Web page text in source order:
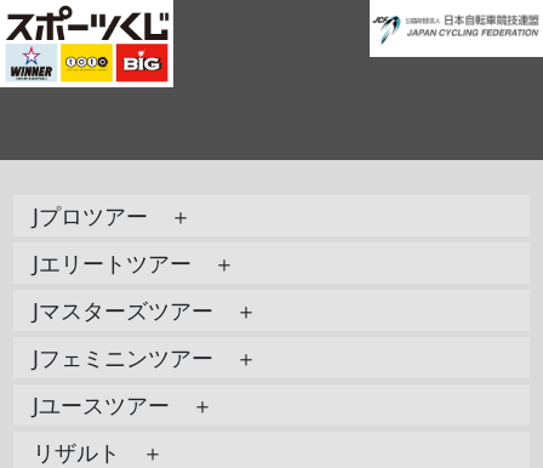
Jプロツアー ＋
Jエリートツアー ＋
Jマスターズツアー ＋
Jフェミニンツアー ＋
Jユースツアー ＋
リザルト ＋